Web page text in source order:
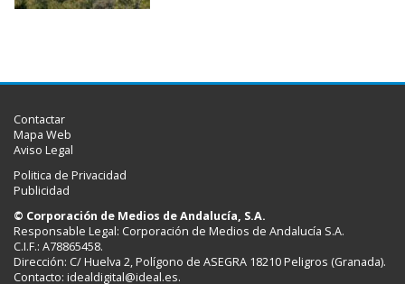
Contactar
Mapa Web
Aviso Legal
Politica de Privacidad
Publicidad
© Corporación de Medios de Andalucía, S.A.
Responsable Legal: Corporación de Medios de Andalucía S.A.
C.I.F.: A78865458.
Dirección: C/ Huelva 2, Polígono de ASEGRA 18210 Peligros (Granada).
Contacto: idealdigital@ideal.es.